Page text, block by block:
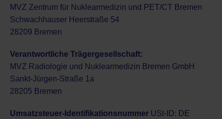
MVZ Zentrum für Nuklearmedizin und PET/CT Bremen
Schwachhauser Heerstraße 54
28209 Bremen
Verantwortliche Trägergesellschaft:
MVZ Radiologie und Nuklearmedizin Bremen GmbH
Sankt-Jürgen-Straße 1a
28205 Bremen
Umsatzsteuer-Identifikationsnummer USt-ID: DE